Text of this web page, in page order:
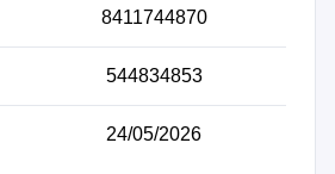
8411744870
544834853
24/05/2026